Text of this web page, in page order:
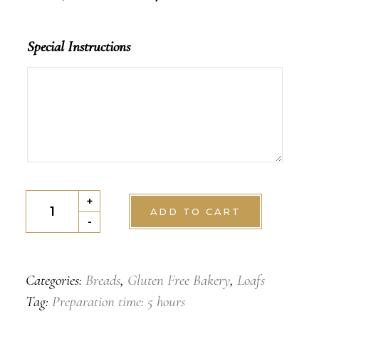
Special Instructions
-
+
ADD TO CART
Categories: Breads, Gluten Free Bakery, Loafs
Tag: Preparation time: 5 hours